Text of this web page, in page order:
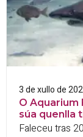
3 de xullo de
O Aquarium
súa quenlla
Faleceu tras